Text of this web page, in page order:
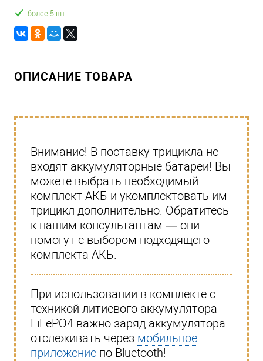
более 5 шт
ОПИСАНИЕ ТОВАРА
Внимание! В поставку трицикла не
входят аккумуляторные батареи! Вы
можете выбрать необходимый
комплект АКБ и укомплектовать им
трицикл дополнительно. Обратитесь
к нашим консультантам — они
помогут с выбором подходящего
комплекта АКБ.
При использовании в комплекте с
техникой литиевого аккумулятора
LiFePO4 важно заряд аккумулятора
отслеживать через мобильное
приложение по Bluetooth!